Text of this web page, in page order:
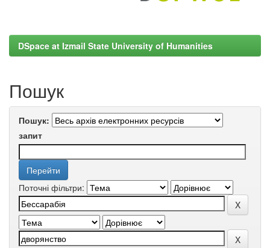
DSpace at Izmail State University of Humanities
Пошук
Пошук:
запит
Поточні фільтри: